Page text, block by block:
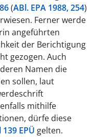
(ABl. EPA 1988, 254)
Ferner werde
angeführten
der Berichtigung
gezogen. Auch
Namen die
sollen, laut
mithilfe
dürfe diese
139 EPÜ gelten.